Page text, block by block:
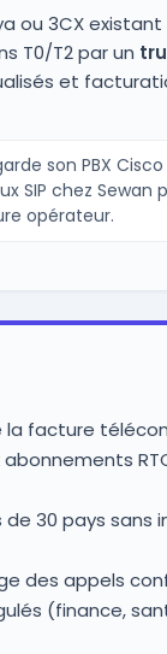
ou 3CX
T0/T2 par un
et
son PBX
SIP chez Sewan
opérateur.
la facture
30 pays sans
des appels
(finance,